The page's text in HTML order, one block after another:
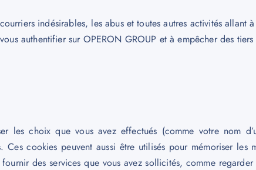
indésirables, les abus et toutes autres activités allant
authentifier sur OPERON GROUP et à empêcher des
les choix que vous avez effectués (comme votre nom
Ces cookies peuvent aussi être utilisés pour mémoriser
des services que vous avez sollicités, comme